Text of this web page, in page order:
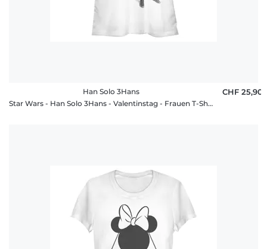
Han Solo 3Hans
Star Wars - Han Solo 3Hans - Valentinstag - Frauen T-Shirt
CHF 25,90